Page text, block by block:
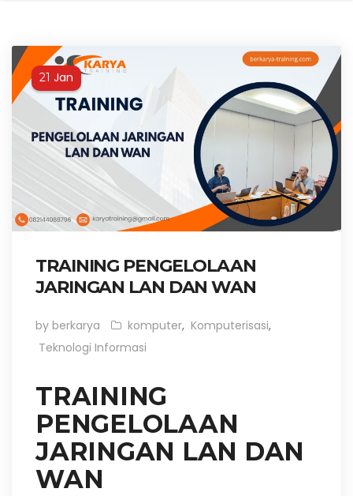
21 Jan
TRAINING PENGELOLAAN
JARINGAN LAN DAN WAN
by berkarya komputer, Komputerisasi,
Teknologi Informasi
TRAINING
PENGELOLAAN
JARINGAN LAN DAN
WAN